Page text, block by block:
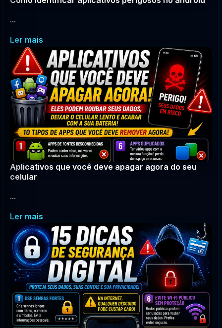
...
Ler mais
Aplicativos que você deve apagar agora do seu
celular
...
Ler mais